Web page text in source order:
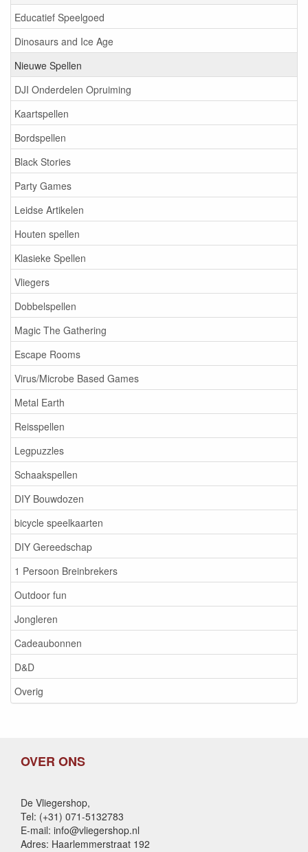
Educatief Speelgoed
Dinosaurs and Ice Age
Nieuwe Spellen
DJI Onderdelen Opruiming
Kaartspellen
Bordspellen
Black Stories
Party Games
Leidse Artikelen
Houten spellen
Klasieke Spellen
Vliegers
Dobbelspellen
Magic The Gathering
Escape Rooms
Virus/Microbe Based Games
Metal Earth
Reisspellen
Legpuzzles
Schaakspellen
DIY Bouwdozen
bicycle speelkaarten
DIY Gereedschap
1 Persoon Breinbrekers
Outdoor fun
Jongleren
Cadeaubonnen
D&D
Overig
OVER ONS
De Vliegershop,
Tel: (+31) 071-5132783
E-mail: info@vliegershop.nl
Adres: Haarlemmerstraat 192